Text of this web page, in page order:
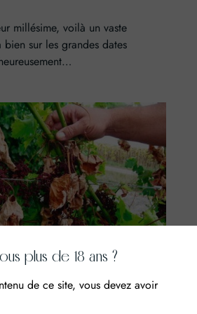
millésime, voilà un vaste
sur les grandes dates
plus de 18 ans ?
de ce site, vous devez avoir